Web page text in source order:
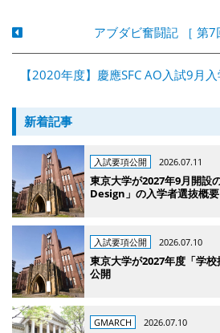
アブダビ奮闘記 ［ 第
【2020年度】慶應SFC AO入試9月
新着記事
入試要項公開 2026.07.11
東京大学が2027年9月開設
Design」の入学者選抜概
入試要項公開 2026.07.10
東京大学が2027年度「学
公開
GMARCH 2026.07.10